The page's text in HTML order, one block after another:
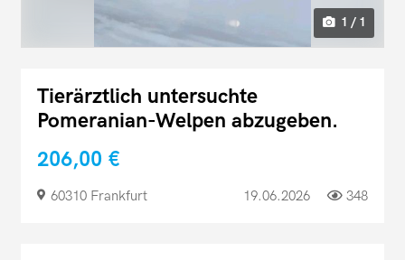
1 / 1
Tierärztlich untersuchte
Pomeranian-Welpen abzugeben.
206,00 €
60310 Frankfurt 19.06.2026 348